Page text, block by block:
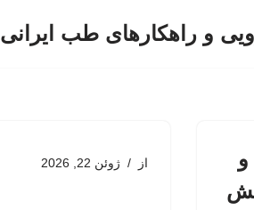
و راهکارهای طب ایرانی
از ژوئن 22, 2026